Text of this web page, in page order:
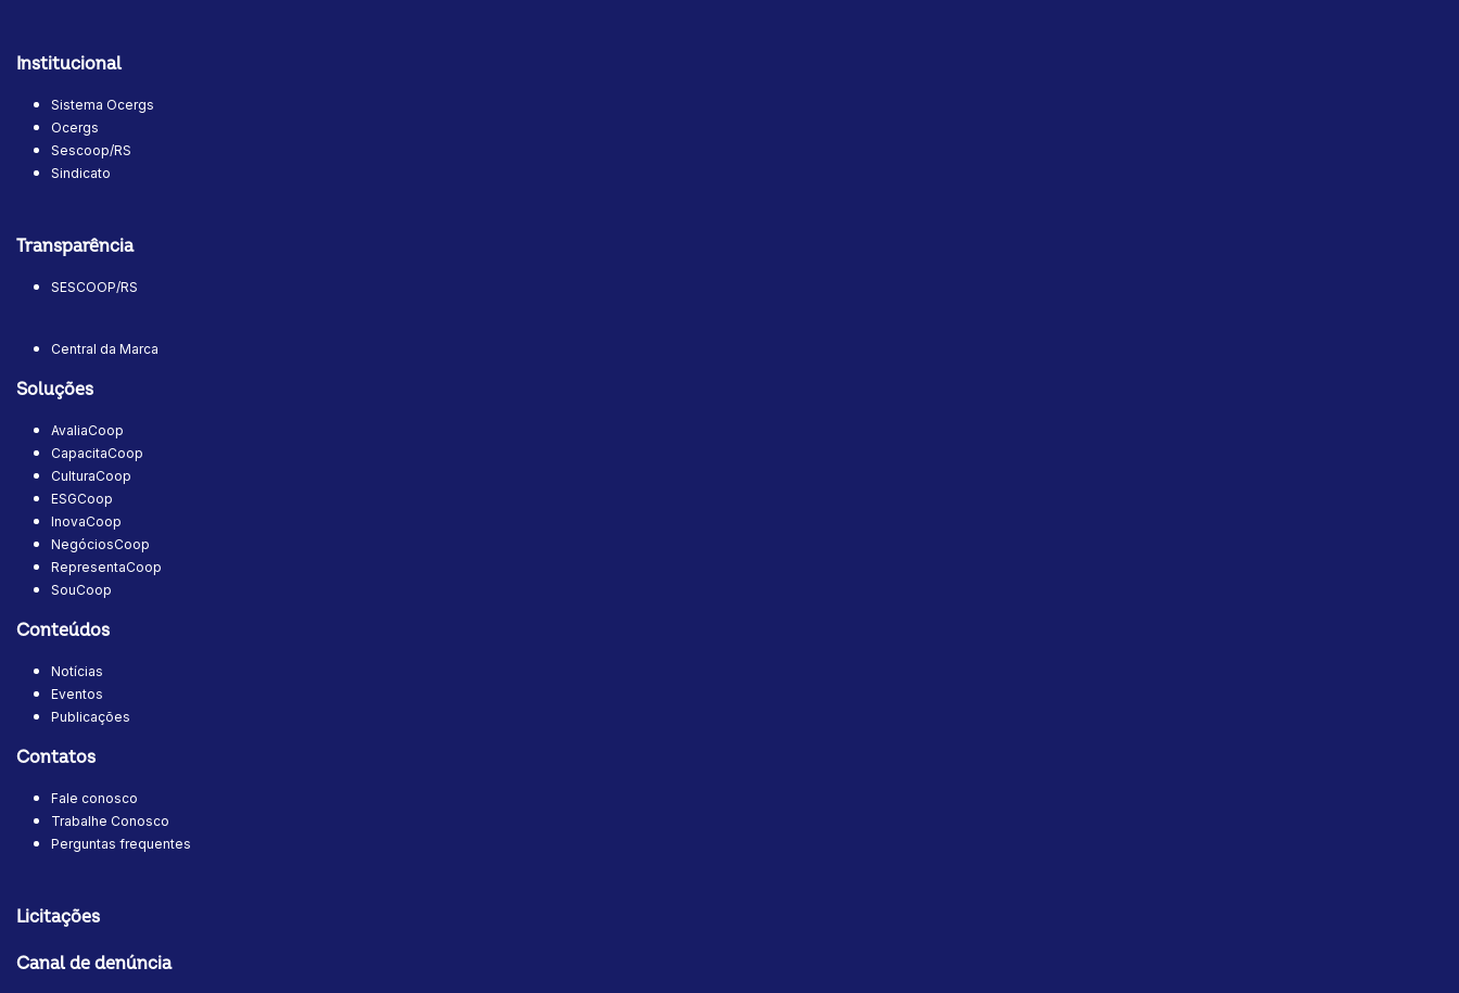
Institucional
Sistema Ocergs
Ocergs
Sescoop/RS
Sindicato
Transparência
SESCOOP/RS
Central da Marca
Soluções
AvaliaCoop
CapacitaCoop
CulturaCoop
ESGCoop
InovaCoop
NegóciosCoop
RepresentaCoop
SouCoop
Conteúdos
Notícias
Eventos
Publicações
Contatos
Fale conosco
Trabalhe Conosco
Perguntas frequentes
Licitações
Canal de denúncia